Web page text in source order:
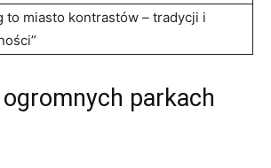
to ‌miasto kontrastów⁢ – tradycji ⁤i
parkach